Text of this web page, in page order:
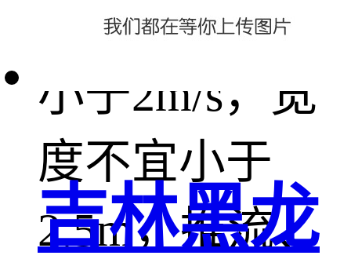
面平均速度应
小于2m/s，宽
度不宜小于
2.5m，推流、
吉林黑龙